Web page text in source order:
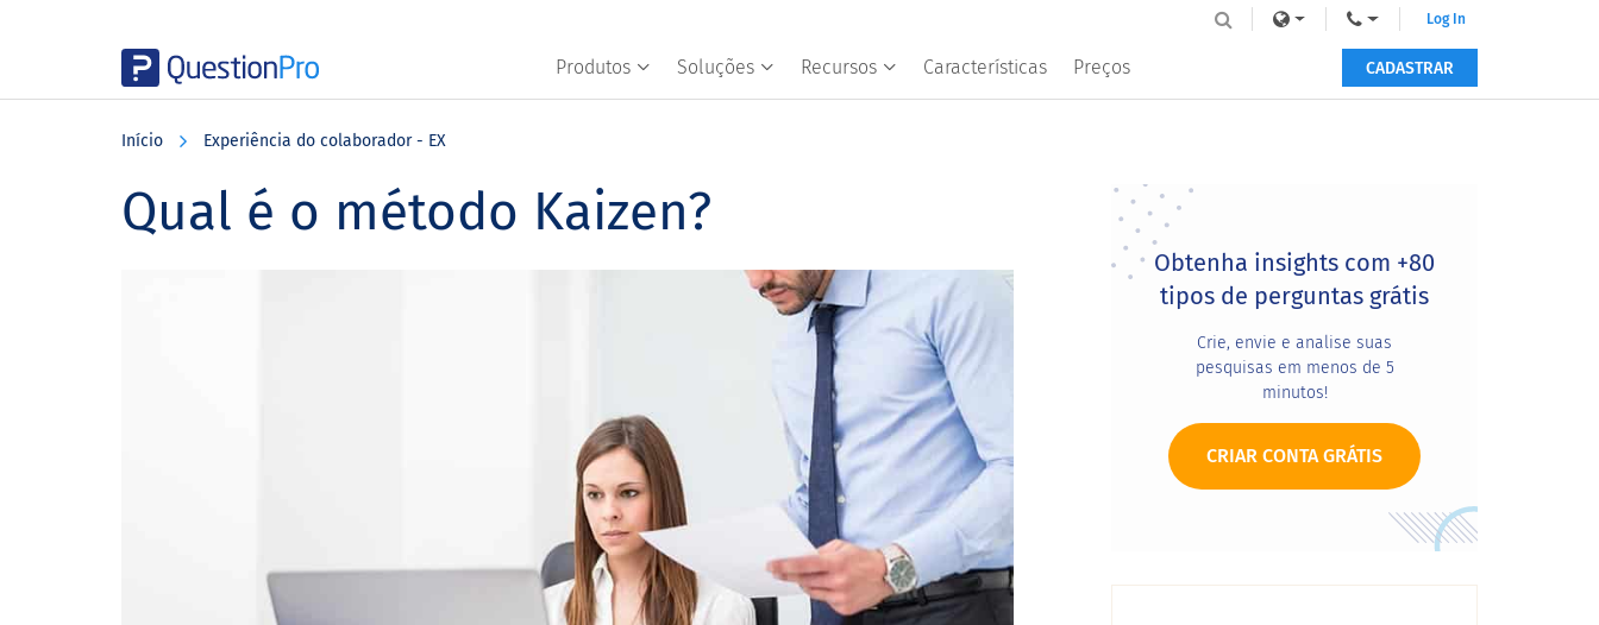
Produtos Soluções Recursos Características Preços
Log In
CADASTRAR
Início Experiência do colaborador - EX
Qual é o método Kaizen?
Primary
Sidebar
Obtenha insights com +80
tipos de perguntas grátis
Crie, envie e analise suas
pesquisas em menos de 5
minutos!
CRIAR CONTA GRÁTIS